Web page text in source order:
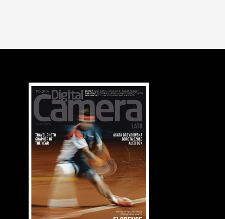
Sony RX10 V - pierwsze wrażenia i zdjęcia przykładowe